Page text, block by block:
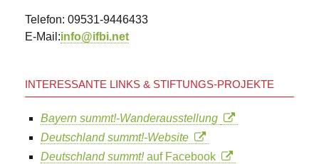
Telefon: 09531-9446433
E-Mail:info@ifbi.net
INTERESSANTE LINKS & STIFTUNGS-PROJEKTE
Bayern summt!-Wanderausstellung
Deutschland summt!-Website
Deutschland summt!auf Facebook